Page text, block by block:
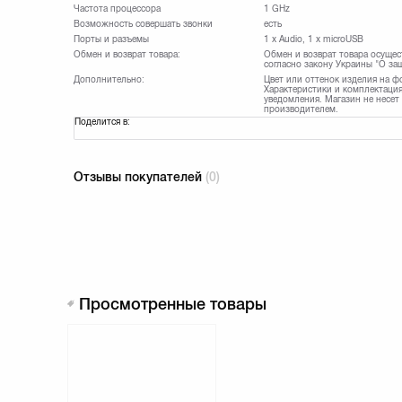
Частота процессора
1 GHz
Возможность совершать звонки
есть
Порты и разъемы
1 x Audio, 1 x microUSB
Обмен и возврат товара:
Обмен и возврат товара
согласно закону Украины "О
Дополнительно:
Цвет или оттенок изделия на
Характеристики и
уведомления. Магазин не
производителем.
Поделится в:
Отзывы покупателей (0)
Просмотренные товары